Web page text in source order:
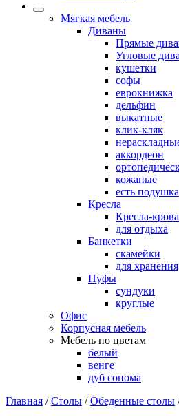
Мягкая мебель
Диваны
Прямые
Угловые
кушетки
софы
еврокнижка
дельфин
выкатные
клик-кляк
аккордеон
кожаные
есть подушка
Кресла
Кресла-
для отдыха
Банкетки
скамейки
для хранения
Пуфы
сундуки
круглые
Офис
Корпусная мебель
Мебель по цветам
белый
венге
дуб сонома
Главная / Столы / Обеденные столы